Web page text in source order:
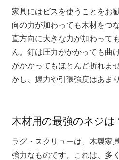
家具にはビスを使うことをお
向の力が加わっても木材をつ
直方向に大きな力が加わって
ん。釘は圧力がかかっても曲
がかかってもほとんど折れま
かし、握力や引張強度はあまり
木材用の最強のネジは
ラグ・スクリューは、木製家
強力なものです。これは、多